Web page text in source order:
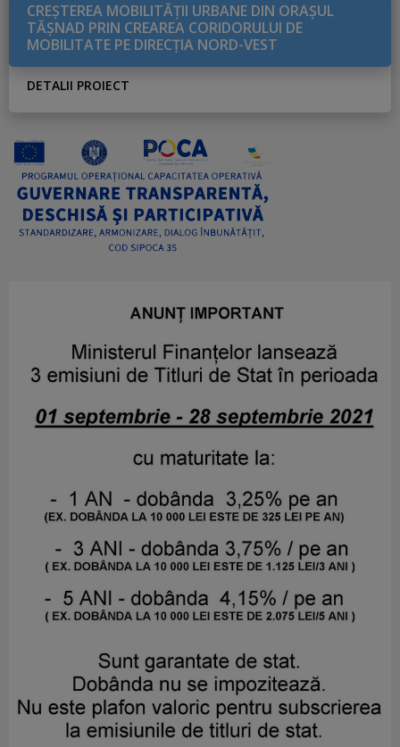
CREŞTEREA MOBILITĂŢII URBANE DIN ORAŞUL
TĂŞNAD PRIN CREAREA CORIDORULUI DE
MOBILITATE PE DIRECŢIA NORD-VEST
DETALII PROIECT